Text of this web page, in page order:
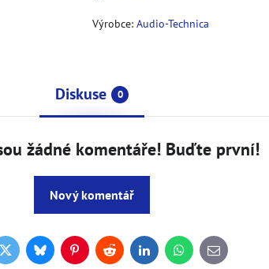
Výrobce: Audio-Technica
Diskuse 0
žádné komentáře! Buďte první!
Nový komentář
TwitterBlueskyPinterestRedditLinkedInWhatsApp
E-